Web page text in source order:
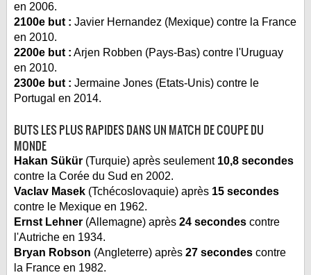
en 2006.
2100e but : Javier Hernandez (Mexique) contre la France
en 2010.
2200e but : Arjen Robben (Pays-Bas) contre l'Uruguay
en 2010.
2300e but : Jermaine Jones (Etats-Unis) contre le
Portugal en 2014.
BUTS LES PLUS RAPIDES DANS UN MATCH DE COUPE DU
MONDE
Hakan Sükür(Turquie) après seulement 10,8 secondes
contre la Corée du Sud en 2002.
Vaclav Masek(Tchécoslovaquie) après 15 secondes
contre le Mexique en 1962.
Ernst Lehner(Allemagne) après 24 secondescontre
l'Autriche en 1934.
Bryan Robson (Angleterre) après 27 secondescontre
la France en 1982.